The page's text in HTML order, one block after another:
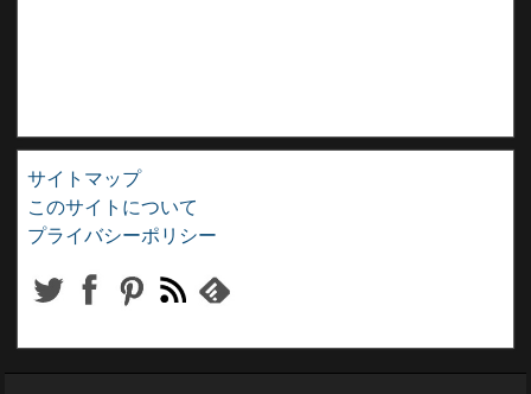
サイトマップ
このサイトについて
プライバシーポリシー